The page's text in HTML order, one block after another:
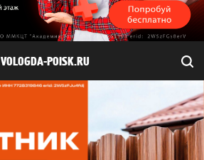
VOLOGDA-POISK.RU